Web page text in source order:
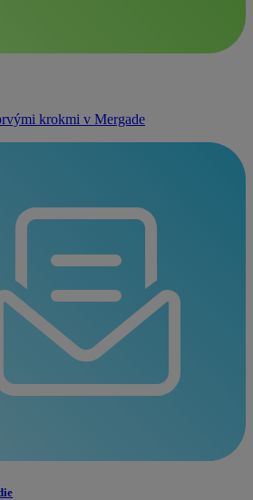
krokmi v Mergade